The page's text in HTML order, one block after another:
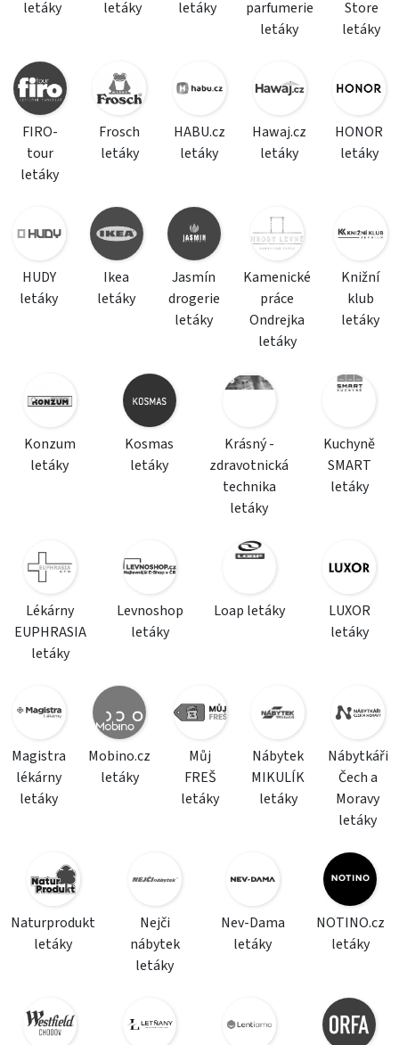
letáky letáky letáky
parfumerie
letáky
Store
letáky
FIRO-
tour
letáky
Frosch
letáky
HABU.cz
letáky
Hawaj.cz
letáky
HONOR
letáky
HUDY
letáky
Ikea
letáky
Jasmín
drogerie
letáky
Kamenické
práce
Ondrejka
letáky
Knižní
klub
letáky
Konzum
letáky
Kosmas
letáky
Krásný -
zdravotnická
technika
letáky
Kuchyně
SMART
letáky
Lékárny
EUPHRASIA
letáky
Levnoshop
letáky
Loap letáky
LUXOR
letáky
Magistra
lékárny
letáky
Mobino.cz
letáky
Můj
FREŠ
letáky
Nábytek
MIKULÍK
letáky
Nábytkáři
Čech a
Moravy
letáky
Naturprodukt
letáky
Nejči
nábytek
letáky
Nev-Dama
letáky
NOTINO.cz
letáky